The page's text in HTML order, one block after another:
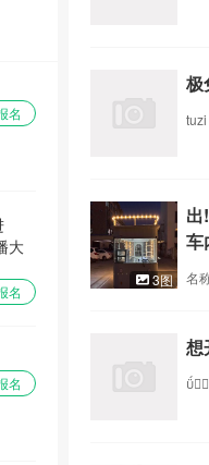
名
极
tuzi
3图
出
车
名
想